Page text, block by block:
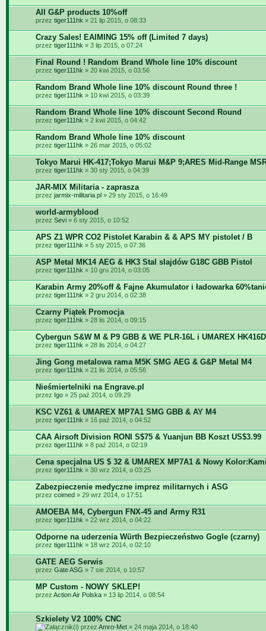
All G&P products 10%off
przez tiger111hk » 21 lip 2015, o 08:33
Crazy Sales! EAIMING 15% off (Limited 7 days)
przez tiger111hk » 3 lip 2015, o 07:24
Final Round ! Random Brand Whole line 10% discount
przez tiger111hk » 20 kwi 2015, o 03:56
Random Brand Whole line 10% discount Round three !
przez tiger111hk » 10 kwi 2015, o 03:39
Random Brand Whole line 10% discount Second Round
przez tiger111hk » 2 kwi 2015, o 04:42
Random Brand Whole line 10% discount
przez tiger111hk » 26 mar 2015, o 05:02
Tokyo Marui HK-417;Tokyo Marui M&P 9;ARES Mid-Range
przez tiger111hk » 30 sty 2015, o 04:39
JAR-MIX Militaria - zaprasza
przez jarmix-militaria.pl » 29 sty 2015, o 16:49
world-armyblood
przez Sevi » 6 sty 2015, o 10:52
APS Z1 WPR CO2 Pistolet Karabin & & APS MY pistolet / B
przez tiger111hk » 5 sty 2015, o 07:36
ASP Metal MK14 AEG & HK3 Stal slajdów G18C GBB Pistol
przez tiger111hk » 10 gru 2014, o 03:05
Karabin Army 20%off & Fajne Akumulator i ładowarka
przez tiger111hk » 2 gru 2014, o 02:38
Czarny Piątek Promocja
przez tiger111hk » 28 lis 2014, o 09:15
Cybergun S&W M & P9 GBB & WE PLR-16L i UMAREX
przez tiger111hk » 28 lis 2014, o 04:27
Jing Gong metalowa rama M5K SMG AEG & G&P Metal M4
przez tiger111hk » 21 lis 2014, o 05:56
Nieśmiertelniki na Engrave.pl
przez Igo » 25 paź 2014, o 09:29
KSC VZ61 & UMAREX MP7A1 SMG GBB & AY M4
przez tiger111hk » 16 paź 2014, o 04:52
CAA Airsoft Division RONI S$75 & Yuanjun BB Koszt US$3.99
przez tiger111hk » 8 paź 2014, o 02:19
Cena specjalna US $ 32 & UMAREX MP7A1 & Nowy
przez tiger111hk » 30 wrz 2014, o 03:25
Zabezpieczenie medyczne imprez militarnych i ASG
przez coimed » 29 wrz 2014, o 17:51
AMOEBA M4, Cybergun FNX-45 and Army R31
przez tiger111hk » 22 wrz 2014, o 04:22
Odporne na uderzenia Würth Bezpieczeństwo Gogle (czarny)
przez tiger111hk » 18 wrz 2014, o 02:10
GATE AEG Serwis
przez Gate ASG » 7 sie 2014, o 10:57
MP Custom - NOWY SKLEP!
przez Action Air Polska » 13 lip 2014, o 08:54
Szkielety V2 100% CNC
przez Amro-Met » 24 maja 2014, o 18:40